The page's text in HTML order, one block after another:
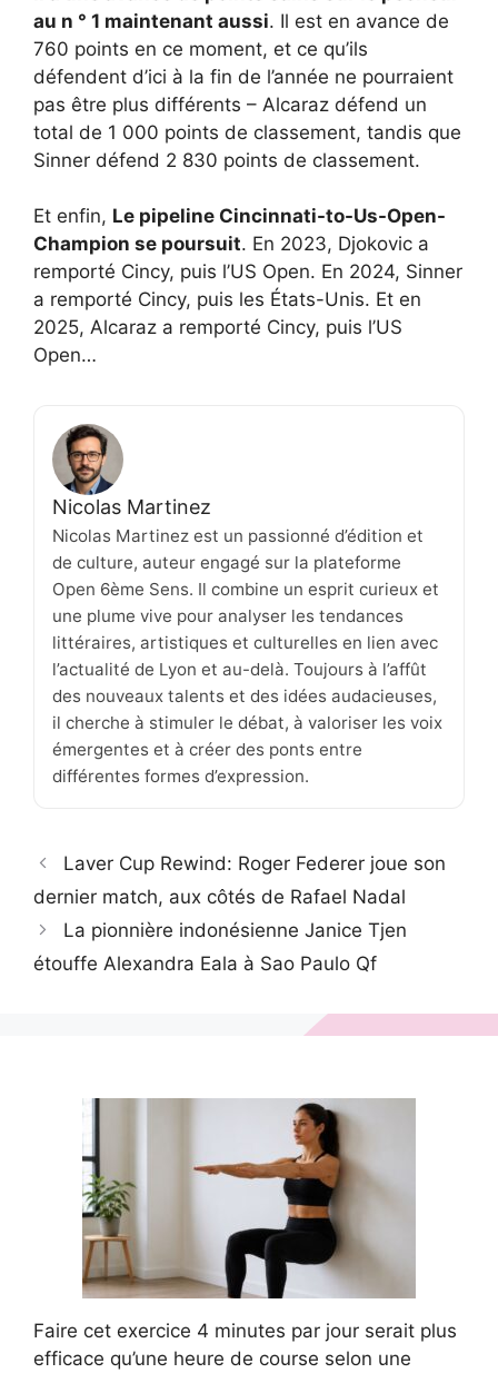
au n ° 1 maintenant aussi. Il est en avance de
760 points en ce moment, et ce qu’ils
défendent d’ici à la fin de l’année ne pourraient
pas être plus différents – Alcaraz défend un
total de 1 000 points de classement, tandis que
Sinner défend 2 830 points de classement.
Et enfin, Le pipeline Cincinnati-to-Us-Open-
Champion se poursuit. En 2023, Djokovic a
remporté Cincy, puis l’US Open. En 2024, Sinner
a remporté Cincy, puis les États-Unis. Et en
2025, Alcaraz a remporté Cincy, puis l’US
Open…
Nicolas Martinez
Nicolas Martinez est un passionné d’édition et
de culture, auteur engagé sur la plateforme
Open 6ème Sens. Il combine un esprit curieux et
une plume vive pour analyser les tendances
littéraires, artistiques et culturelles en lien avec
l’actualité de Lyon et au-delà. Toujours à l’affût
des nouveaux talents et des idées audacieuses,
il cherche à stimuler le débat, à valoriser les voix
émergentes et à créer des ponts entre
différentes formes d’expression.
Laver Cup Rewind: Roger Federer joue son
dernier match, aux côtés de Rafael Nadal
La pionnière indonésienne Janice Tjen
étouffe Alexandra Eala à Sao Paulo Qf
Faire cet exercice 4 minutes par jour serait plus
efficace qu’une heure de course selon une